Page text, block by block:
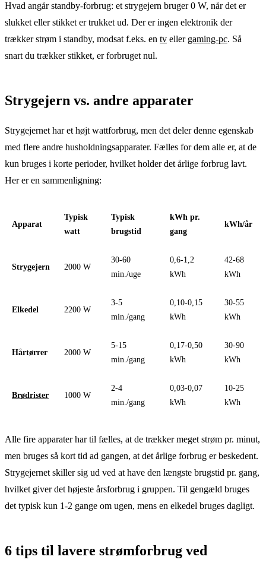
Hvad angår standby-forbrug: et strygejern bruger 0 W, når det er
slukket eller stikket er trukket ud. Der er ingen elektronik der
trækker strøm i standby, modsat f.eks. en tv eller gaming-pc. Så
snart du trækker stikket, er forbruget nul.
Strygejern vs. andre apparater
Strygejernet har et højt wattforbrug, men det deler denne egenskab
med flere andre husholdningsapparater. Fælles for dem alle er, at de
kun bruges i korte perioder, hvilket holder det årlige forbrug lavt.
Her er en sammenligning:
Apparat
Typisk
watt
Typisk
brugstid
kWh pr.
gang
kWh/år
Strygejern 2000 W
30-60
min./uge
0,6-1,2
kWh
42-68
kWh
Elkedel 2200 W
3-5
min./gang
0,10-0,15
kWh
30-55
kWh
Hårtørrer 2000 W
5-15
min./gang
0,17-0,50
kWh
30-90
kWh
Brødrister 1000 W
2-4
min./gang
0,03-0,07
kWh
10-25
kWh
Alle fire apparater har til fælles, at de trækker meget strøm pr. minut,
men bruges så kort tid ad gangen, at det årlige forbrug er beskedent.
Strygejernet skiller sig ud ved at have den længste brugstid pr. gang,
hvilket giver det højeste årsforbrug i gruppen. Til gengæld bruges
det typisk kun 1-2 gange om ugen, mens en elkedel bruges dagligt.
6 tips til lavere strømforbrug ved